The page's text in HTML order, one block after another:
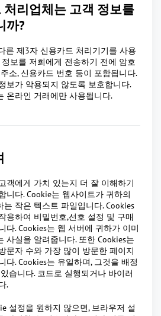
리업체는 고객 정보를
까?
른 제3자 신용카드 처리기기를 사용
보를 저희에게 전송하기 전에 암호
소, 신용카드 번호 등이 포함됩니다.
보가 악용되지 않도록 보호합니다.
온라인 거래에만 사용됩니다.
객에게 가치 있는지 더 잘 이해하기
니다. Cookie는 웹사이트가 귀하의
작은 텍스트 파일입니다. Cookies
용하여 비밀번호,선호 설정 및 구매
다. Cookies는 웹 서버에 귀하가 이미
사실을 알려줍니다. 또한 Cookies는
문자 수와 가장 많이 방문한 페이지
다. Cookies는 유일하며, 그것을 배정
습니다. 코드로 실행되거나 바이러
.
설정을 원하지 않으면, 브라우저 설